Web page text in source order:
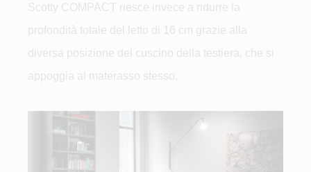
Scotty COMPACT riesce invece a ridurre la
profondità totale del letto di 16 cm grazie alla
diversa posizione del cuscino della testiera, che si
appoggia al materasso stesso.